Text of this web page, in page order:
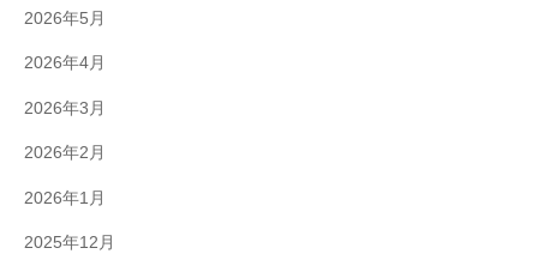
2026年5月
2026年4月
2026年3月
2026年2月
2026年1月
2025年12月